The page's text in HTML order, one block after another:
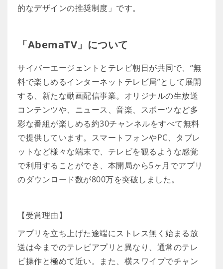
的なデザインの推奨制度」です。
「AbemaTV」について
サイバーエージェントとテレビ朝日が共同で、“無
料で楽しめるインターネットテレビ局”として展開
する、新たな動画配信事業。オリジナルの生放送
コンテンツや、ニュース、音楽、スポーツなど多
彩な番組が楽しめる約30チャンネルをすべて無料
で提供しています。スマートフォンやPC、タブレ
ットなど様々な端末で、テレビを観るような感覚
で利用することができ、本開局から5ヶ月でアプリ
のダウンロード数が800万を突破しました。
【受賞理由】
アプリを立ち上げた途端にストレス無く始まる放
送は今までのテレビアプリと異なり、通常のテレ
ビ操作と極めて近い。また、横スワイプでチャン